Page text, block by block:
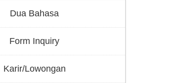
Dua Bahasa
Form Inquiry
Karir/Lowongan